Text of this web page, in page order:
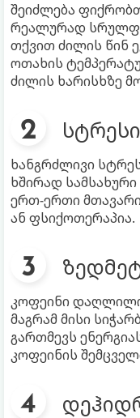
შეიძლება
რეალურად
თქვით ძილის წინ
ოთახის
ძილის ხარისხზე
ხანგრძლივი
ხშირად
ერთ-ერთი
ან ფსიქოთერაპია.
კოფეინი
მაგრამ მისი
გართმევს
კოფეინის